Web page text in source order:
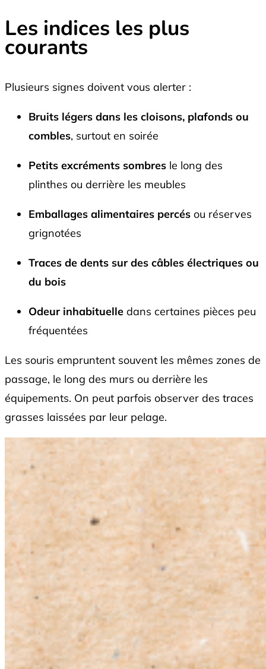
Les indices les plus
courants
Plusieurs signes doivent vous alerter :
Bruits légers dans les cloisons, plafonds ou
combles, surtout en soirée
Petits excréments sombres le long des
plinthes ou derrière les meubles
Emballages alimentaires percés ou réserves
grignotées
Traces de dents sur des câbles électriques ou
du bois
Odeur inhabituelle dans certaines pièces peu
fréquentées
Les souris empruntent souvent les mêmes zones de
passage, le long des murs ou derrière les
équipements. On peut parfois observer des traces
grasses laissées par leur pelage.